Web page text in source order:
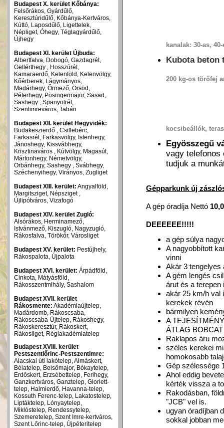
Budapest X. kerület Kőbánya:
Felsőrákos, Gyárdűlő,
Keresztúridűlő, Kőbánya-Kertváros,
Kúttó, Laposdűlő, Ligettelek,
Népliget, Óhegy, Téglagyárdűlő,
Újhegy
Budapest XI. kerület Újbuda:
Albertfalva, Dobogó, Gazdagrét,
Gellérthegy , Hosszúrét,
Kamaraerdő, Kelenföld, Kelenvölgy,
Kőérberek, Lágymányos,
Madárhegy, Őrmező, Örsöd,
Péterhegy, Pösingermajor, Sasad,
Sashegy , Spanyolrét,
Szentimreváros, Tabán
Budapest XII. kerület Hegyvidék:
Budakeszierdő , Csillebérc,
Farkasrét, Farkasvölgy, Istenhegy,
Jánoshegy, Kissvábhegy,
Krisztinaváros , Kútvölgy, Magasút,
Mártonhegy, Németvölgy,
Orbánhegy, Sashegy , Svábhegy,
Széchenyihegy, Virányos, Zugliget
Budapest XIII. kerület: Angyalföld,
Margitsziget, Népsziget ,
Újlipótváros, Vizafogó
Budapest XIV. kerület Zugló:
Alsórákos, Herminamező,
Istvánmező, Kiszugló, Nagyzugló,
Rákosfalva, Törökőr, Városliget
Budapest XV. kerület: Pestújhely,
Rákospalota, Újpalota
Budapest XVI. kerület: Árpádföld,
Cinkota, Mátyásföld,
Rákosszentmihály, Sashalom
Budapest XVII. kerület
Rákosmente: Akadémiaújtelep,
Madárdomb, Rákoscsaba,
Rákoscsaba-Újtelep, Rákoshegy,
Rákoskeresztúr, Rákoskert,
Rákosliget, Régiakadémiatelep
Budapest XVIII. kerület
Pestszentlőrinc-Pestszentimre:
Alacskai úti lakótelep, Almáskert,
Bélatelep, Belsőmajor, Bókaytelep,
Erdőskert, Erzsébettelep, Ferihegy,
Ganzkertváros, Ganztelep, Gloriett-
telep, Halmierdő, Havanna-telep,
Kossuth Ferenc-telep, Lakatostelep,
Liptáktelep, Lónyaytelep,
Miklóstelep, Rendessytelep,
Szemeretelep, Szent Imre-kertváros,
Szent Lőrinc-telep, Újpéteritelep
kanalak: 30-as,
Kubota
200 kg-os törőfej
kocsibeállók,
Egyösszegű
vagy telefonos
tudjuk a
Gépparkunk új
A gép óradíja Nettó
DEEEEEE!!!!!
a gép súlya
A nagyobbított
vinni
Akár 3 tengelyes
A gém lengés
árut és a
akár 25 km/h val
kerekek révén
bármilyen
A
ÁTLAG
Raklapos áru
széles kerekei
homokosabb
Gép szélessége
Ahol eddig
kérték vissza a
Rakodásban,
"JCB" vel is.
ugyan óradíjban
sokkal jobban